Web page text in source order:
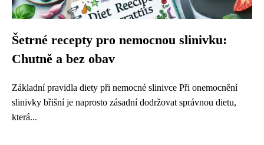
Šetrné recepty pro nemocnou slinivku:
Chutně a bez obav
Základní pravidla diety při nemocné slinivce Při onemocnění
slinivky břišní je naprosto zásadní dodržovat správnou dietu,
která...